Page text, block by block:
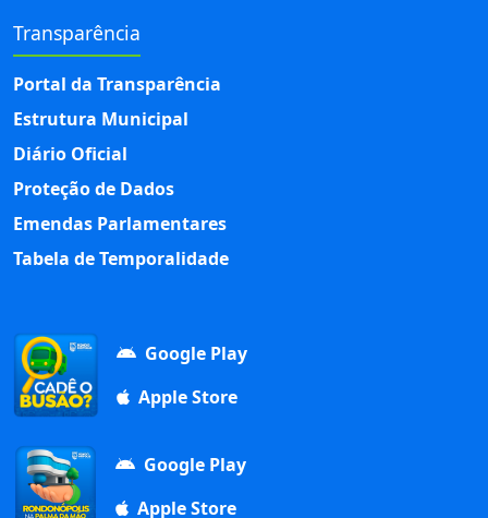
Transparência
Portal da Transparência
Estrutura Municipal
Diário Oficial
Proteção de Dados
Emendas Parlamentares
Tabela de Temporalidade
Google Play
Apple Store
Google Play
Apple Store